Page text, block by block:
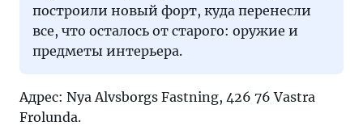
построили новый форт, куда перенесли
все, что осталось от старого: оружие и
предметы интерьера.
Адрес: Nya Alvsborgs Fastning, 426 76 Vastra
Frolunda.